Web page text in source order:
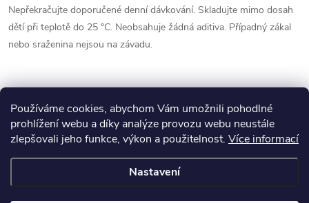
Používáme cookies, abychom Vám umožnili pohodlné
prohlížení webu a díky analýze provozu webu neustále
zlepšovali jeho funkce, výkon a použitelnost. Více informací
Nastavení
Nepřekračujte doporučené denní dávkování. Skladujte mimo dosah
dětí při teplotě do 25 °C. Neobsahuje žádná aditiva. Případný zákal
nebo sraženina nejsou na závadu.
Z